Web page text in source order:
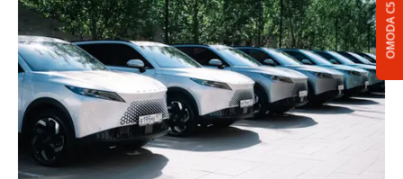
OMODA C5